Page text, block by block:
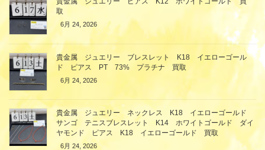
取
6月 24, 2026
貴金属 ジュエリー ブレスレット K18 イエローゴール
ド ピアス PT 73% プラチナ 買取
6月 24, 2026
貴金属 ジュエリー ネックレス K18 イエローゴールド
サンゴ テニスブレスレット K14 ホワイトゴールド ダイ
ヤモンド ピアス K18 イエローゴールド 買取
6月 24, 2026